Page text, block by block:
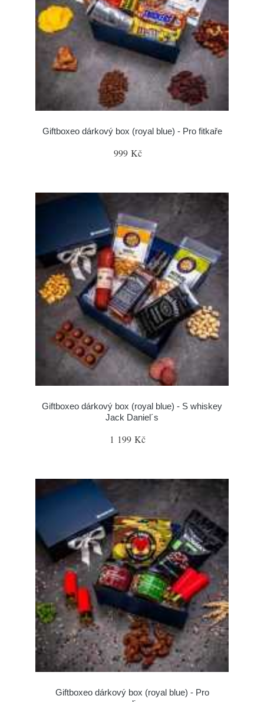
Giftboxeo dárkový box (royal blue) - Pro fitkaře
999 Kč
Giftboxeo dárkový box (royal blue) - S whiskey
Jack Daniel´s
1 199 Kč
Giftboxeo dárkový box (royal blue) - Pro